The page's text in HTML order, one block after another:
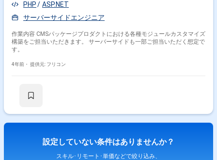
PHP
ASP.NET
サーバーサイドエンジニア
作業内容 CMSパッケージプロダクトにおける各種モジュールカスタマイズ
構築をご担当いただきます。 サーバーサイドも一部ご担当いただく想定で
す。
4年前・ 提供元: フリコン
設定していない条件はありませんか？
スキル･リモート･単価などで絞り込み、